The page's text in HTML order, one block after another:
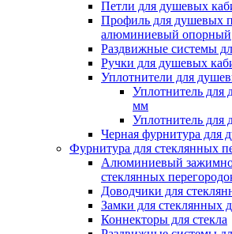
Петли для душевых
Профиль для душевых
алюминиевый опорный
Раздвижные сиcтемы
Ручки для душевых
Уплотнители для
Уплотнитель для
мм
Уплотнитель
Черная фурнитура для
Фурнитура для стеклянных
Алюминиевый
стеклянных
Доводчики для
Замки для стеклянных
Коннекторы для стекла